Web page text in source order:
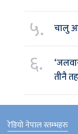
५. चालु
६.
तीनै
रेडियो नेपाल स्तम्भहरु